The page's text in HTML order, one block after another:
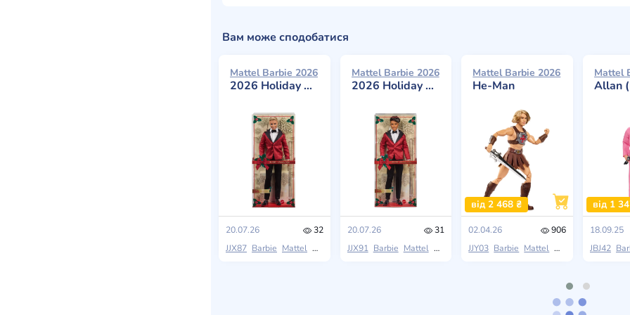
Вам може сподобатися
Mattel Barbie 2026
2026 Holiday Ken with Blonde Hair
20.07.26
32
JJX87 Barbie Mattel Holiday Barbie
Mattel Barbie 2026
2026 Holiday Ken with Black Hair
20.07.26
31
JJX91 Barbie Mattel Holiday Barbie
Mattel Barbie 2026
He-Man
від 2 468 ₴
02.04.26
906
JJY03 Barbie Mattel Masters of the
Mattel
Allan
від 1
18.09.25
JBJ42